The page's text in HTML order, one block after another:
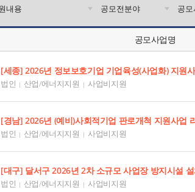
공모사업명
법인 산업/에너지지원 사업비지원
법인 산업/에너지지원 사업비지원
법인 산업/에너지지원 사업비지원